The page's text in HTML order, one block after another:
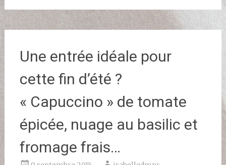
Une entrée idéale pour
cette fin d’été ?
« Capuccino » de tomate
épicée, nuage au basilic et
fromage frais…